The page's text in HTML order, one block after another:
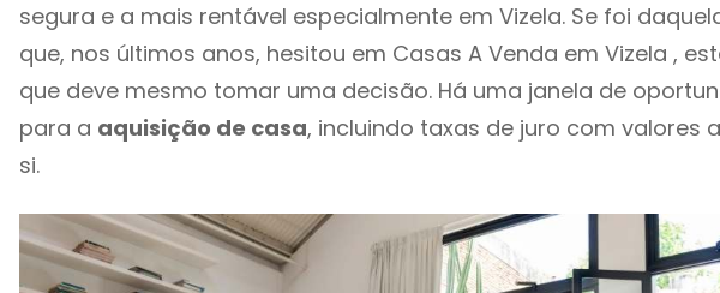
segura e a mais rentável especialmente em Vizela. Se foi
que, nos últimos anos, hesitou em Casas A Venda em Vizela ,
que deve mesmo tomar uma decisão. Há uma janela de
para a aquisição de casa, incluindo taxas de juro com valores
si.